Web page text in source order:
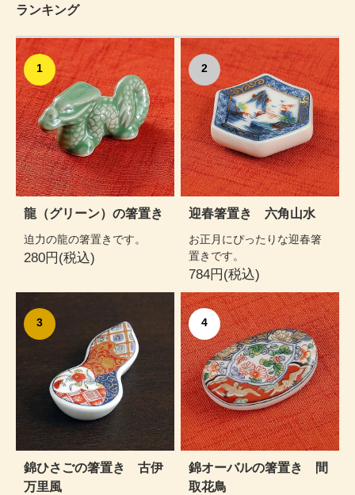
ランキング
1
龍（グリーン）の箸置き
迫力の龍の箸置きです。
280円(税込)
2
迎春箸置き 六角山水
お正月にぴったりな迎春箸
置きです。
784円(税込)
3
錦ひさごの箸置き 古伊
万里風
4
錦オーバルの箸置き 間
取花鳥